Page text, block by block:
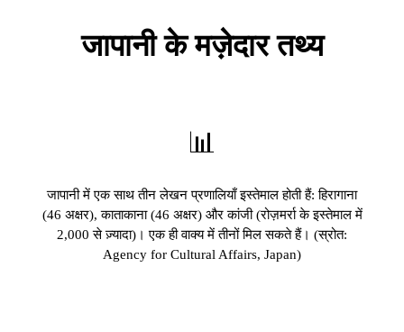
जापानी के मज़ेदार तथ्य
📊
जापानी में एक साथ तीन लेखन प्रणालियाँ इस्तेमाल होती हैं: हिरागाना
(46 अक्षर), काताकाना (46 अक्षर) और कांजी (रोज़मर्रा के इस्तेमाल में
2,000 से ज़्यादा)। एक ही वाक्य में तीनों मिल सकते हैं। (स्रोत:
Agency for Cultural Affairs, Japan)